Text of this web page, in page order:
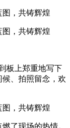
板上郑重地写下
、拍照留念，欢
了现场的热情。